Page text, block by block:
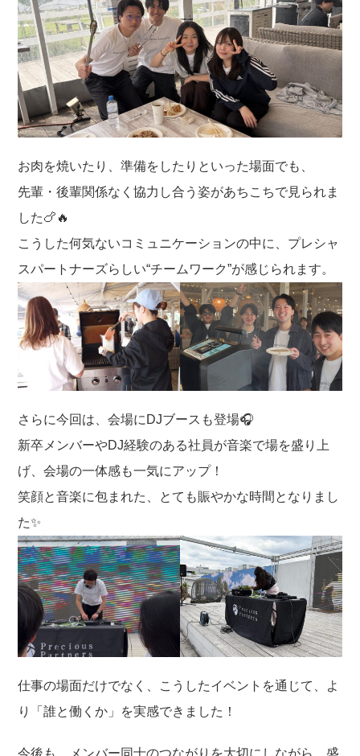
お肉を焼いたり、準備をしたりといった場面でも、
先輩・後輩関係なく協力し合う姿があちこちで見られま
した🍗🔥
こうした何気ないコミュニケーションの中に、プレシャ
スパートナーズらしい“チームワーク”が感じられます。
さらに今回は、会場にDJブースも登場🎧
新卒メンバーやDJ経験のある社員が音楽で場を盛り上
げ、会場の一体感も一気にアップ！
笑顔と音楽に包まれた、とても賑やかな時間となりまし
た✨
仕事の場面だけでなく、こうしたイベントを通じて、よ
り「誰と働くか」を実感できました！
今後も、メンバー同士のつながりを大切にしながら、盛